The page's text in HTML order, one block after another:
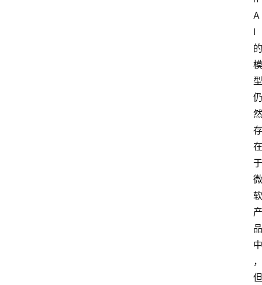
A
I
的
模
型
仍
然
存
在
于
微
软
产
品
中
，
但